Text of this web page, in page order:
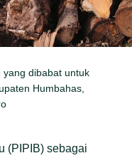
yang dibabat untuk
Humbahas,
(PIPIB) sebagai